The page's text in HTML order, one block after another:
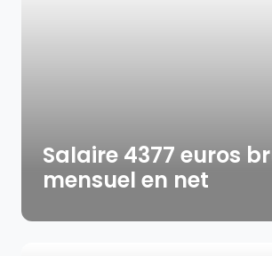
Salaire 4377 euros
mensuel en net